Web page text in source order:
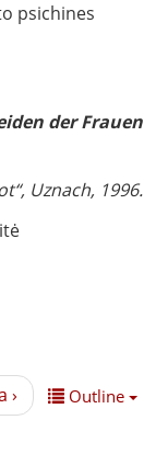
psichines
der Frauen
Uznach, 1996.
Outline
›